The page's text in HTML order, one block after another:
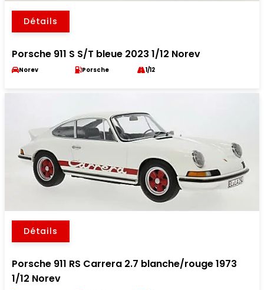
Détails
Porsche 911 S S/T bleue 2023 1/12 Norev
Norev Porsche 1/12
Détails
Porsche 911 RS Carrera 2.7 blanche/rouge 1973
1/12 Norev